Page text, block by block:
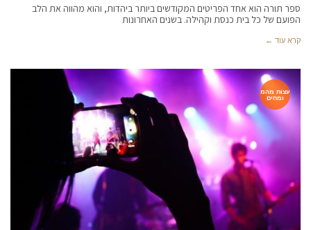
ספר תורה הוא אחד הפריטים המקודשים ביותר ביהדות, והוא מהווה את הלב
הפועם של כל בית כנסת וקהילה. בשנים האחרונות
קרא עוד ←
עצות מהמ
ומחים